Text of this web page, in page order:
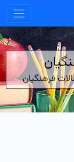
فرهنگیان